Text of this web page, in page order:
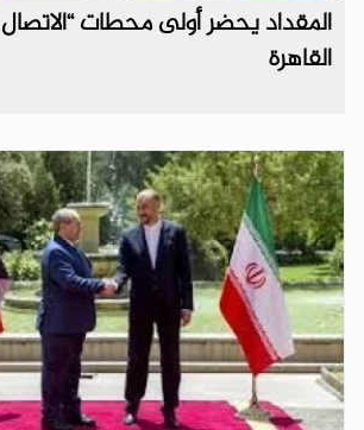
المقداد يحضر أولى محطات
القاهرة